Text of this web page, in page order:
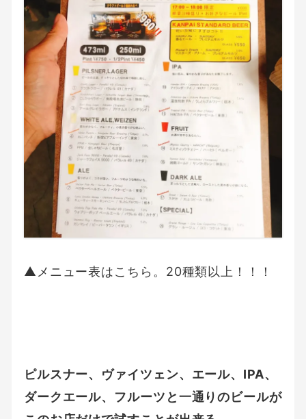
▲メニュー表はこちら。20種類以上！！！
ピルスナー、ヴァイツェン、エール、IPA、
ダークエール、フルーツと一通りのビールが